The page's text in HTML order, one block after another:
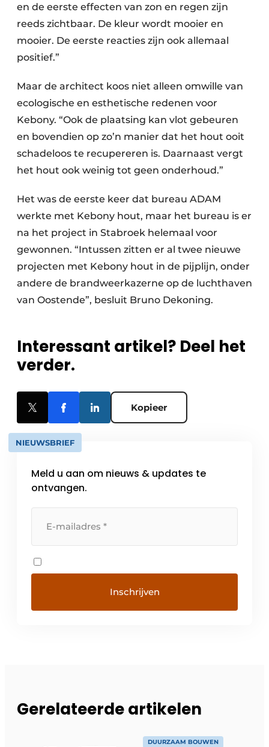
en de eerste effecten van zon en regen zijn
reeds zichtbaar. De kleur wordt mooier en
mooier. De eerste reacties zijn ook allemaal
positief.”
Maar de architect koos niet alleen omwille van
ecologische en esthetische redenen voor
Kebony. “Ook de plaatsing kan vlot gebeuren
en bovendien op zo’n manier dat het hout ooit
schadeloos te recupereren is. Daarnaast vergt
het hout ook weinig tot geen onderhoud.”
Het was de eerste keer dat bureau ADAM
werkte met Kebony hout, maar het bureau is er
na het project in Stabroek helemaal voor
gewonnen. “Intussen zitten er al twee nieuwe
projecten met Kebony hout in de pijplijn, onder
andere de brandweerkazerne op de luchthaven
van Oostende”, besluit Bruno Dekoning.
Interessant artikel? Deel het
verder.
Kopieer
NIEUWSBRIEF
Meld u aan om nieuws & updates te
ontvangen.
Gerelateerde artikelen
DUURZAAM BOUWEN